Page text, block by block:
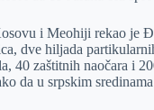
i Meohiji rekao je
dve hiljada
40 zaštitnih naočara i
da u srpskim